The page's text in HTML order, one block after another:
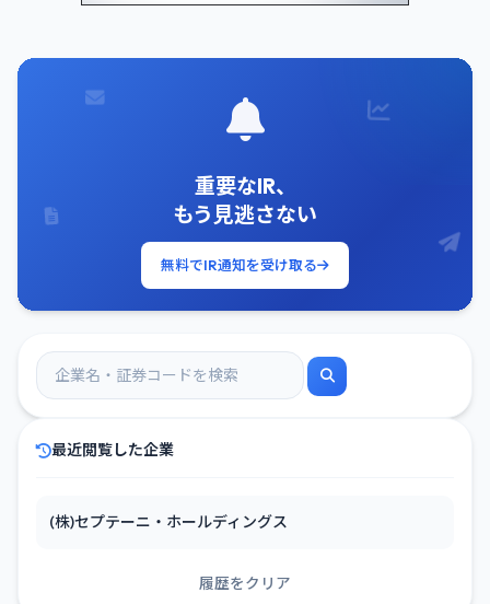
重要なIR、
もう見逃さない
無料でIR通知を受け取る
最近閲覧した企業
(株)セプテーニ・ホールディングス
履歴をクリア